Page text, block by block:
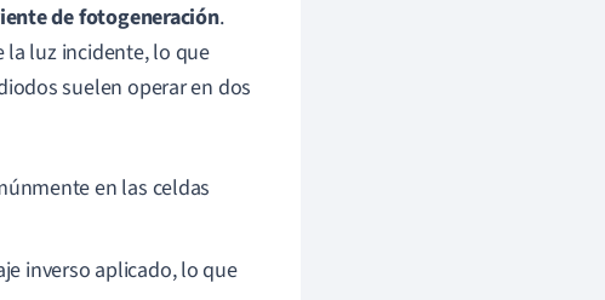
de fotogeneración.
la luz incidente, lo que
suelen operar en dos
en las celdas
inverso aplicado, lo que